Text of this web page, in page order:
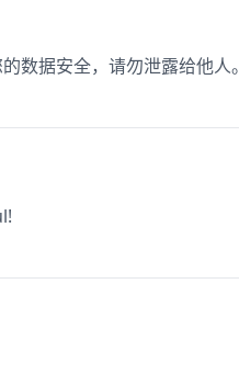
数据安全，请勿泄露给他人。